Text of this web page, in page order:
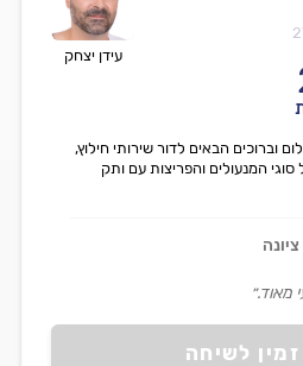
עידן יצחק
זמין לשיחה
וברוכים הבאים לדור שירותי חילוץ,
סוגי המנעולים והפריצות עם ותק
מאוד.״